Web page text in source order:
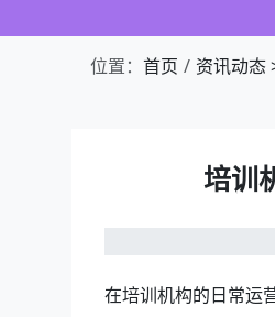
位置： 首页 资讯动态
培训
在培训机构的日常运